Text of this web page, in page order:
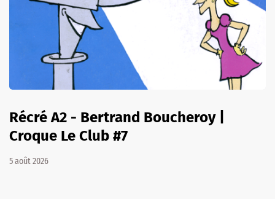
Récré A2 - Bertrand Boucheroy |
Croque Le Club #7
5 août 2026